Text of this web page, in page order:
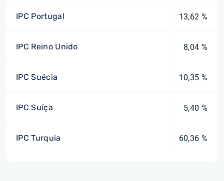
IPC Portugal 13,62 %
IPC Reino Unido 8,04 %
IPC Suécia 10,35 %
IPC Suíça 5,40 %
IPC Turquia 60,36 %